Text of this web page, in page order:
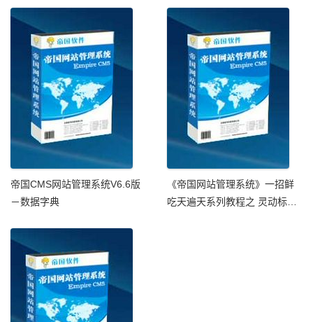
帝国CMS网站管理系统V6.6版
－数据字典
《帝国网站管理系统》一招鲜
吃天遍天系列教程之 灵动标签